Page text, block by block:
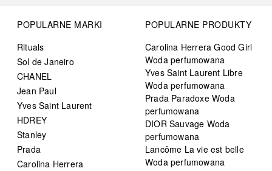
POPULARNE MARKI
Rituals
Sol de Janeiro
CHANEL
Jean Paul
Yves Saint Laurent
HDREY
Stanley
Prada
Carolina Herrera
POPULARNE PRODUKTY
Carolina Herrera Good Girl
Woda perfumowana
Yves Saint Laurent Libre
Woda perfumowana
Prada Paradoxe Woda
perfumowana
DIOR Sauvage Woda
perfumowana
Lancôme La vie est belle
Woda perfumowana